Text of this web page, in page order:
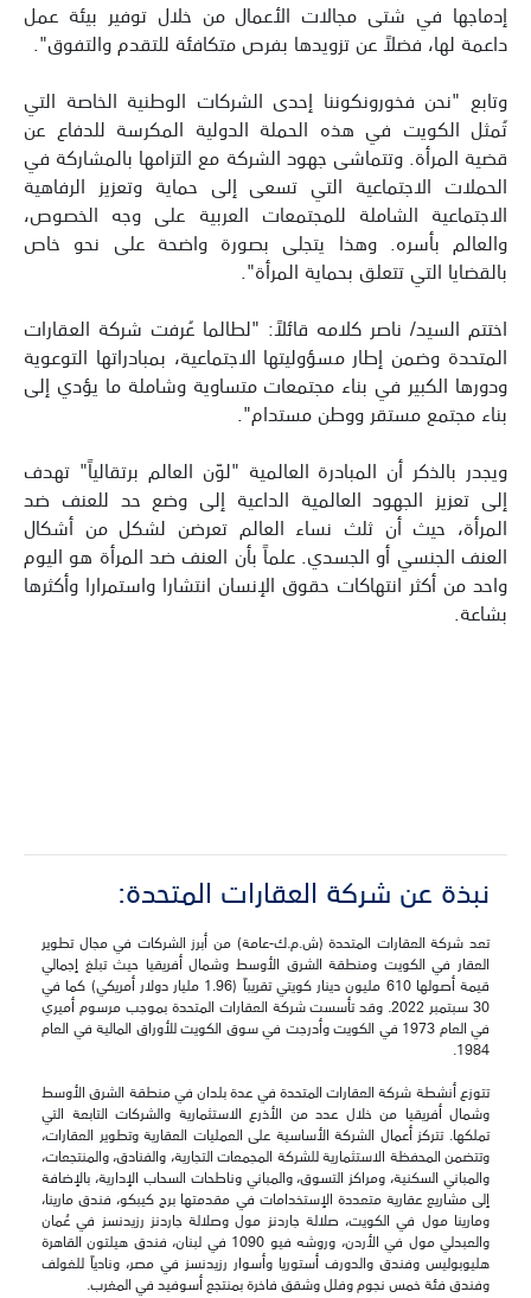
إدماجها في شتى مجالات الأعمال من خلال توفير بيئة عمل
داعمة لها، فضلاً عن تزويدها بفرص متكافئة للتقدم والتفوق".
وتابع "نحن فخورونكوننا إحدى الشركات الوطنية الخاصة التي
تُمثل الكويت في هذه الحملة الدولية المكرسة للدفاع عن
قضية المرأة. وتتماشى جهود الشركة مع التزامها بالمشاركة في
الحملات الاجتماعية التي تسعى إلى حماية وتعزيز الرفاهية
الاجتماعية الشاملة للمجتمعات العربية على وجه الخصوص،
والعالم بأسره. وهذا يتجلى بصورة واضحة على نحو خاص
بالقضايا التي تتعلق بحماية المرأة".
اختتم السيد/ ناصر كلامه قائلاً: "لطالما عُرفت شركة العقارات
المتحدة وضمن إطار مسؤوليتها الاجتماعية، بمبادراتها التوعوية
ودورها الكبير في بناء مجتمعات متساوية وشاملة ما يؤدي إلى
بناء مجتمع مستقر ووطن مستدام".
ويجدر بالذكر أن المبادرة العالمية "لوّن العالم برتقالياً" تهدف
إلى تعزيز الجهود العالمية الداعية إلى وضع حد للعنف ضد
المرأة، حيث أن ثلث نساء العالم تعرضن لشكل من أشكال
العنف الجنسي أو الجسدي. علماً بأن العنف ضد المرأة هو اليوم
واحد من أكثر انتهاكات حقوق الإنسان انتشارا واستمرارا وأكثرها
بشاعة.
نبذة عن شركة العقارات المتحدة‎:
تعد شركة العقارات المتحدة (ش.م.ك-عامة) من أبرز الشركات في مجال تطوير
العقار في الكويت ومنطقة الشرق الأوسط وشمال أفريقيا حيث تبلغ إجمالي
قيمة أصولها 610 مليون دينار كويتي تقريباً (1.96 مليار دولار أمريكي) كما في
30 سبتمبر 2022. وقد تأسست شركة العقارات المتحدة بموجب مرسوم أميري
في العام 1973 في الكويت وأدرجت في سوق الكويت للأوراق المالية في العام
1984.
تتوزع أنشطة شركة العقارات المتحدة في عدة بلدان في منطقة الشرق الأوسط
وشمال أفريقيا من خلال عدد من الأذرع الاستثمارية والشركات التابعة التي
تملكها. تتركز أعمال الشركة الأساسية على العمليات العقارية وتطوير العقارات،
وتتضمن المحفظة الاستثمارية للشركة المجمعات التجارية، والفنادق، والمنتجعات،
والمباني السكنية، ومراكز التسوق، والمباني وناطحات السحاب الإدارية، بالإضافة
إلى مشاريع عقارية متعددة الإستخدامات في مقدمتها برج كيبكو، فندق مارينا،
ومارينا مول في الكويت، صلالة جاردنز مول وصلالة جاردنز رزيدنسز في عُمان
والعبدلي مول في الأردن، وروشه فيو 1090 في لبنان، فندق هيلتون القاهرة
هليوبوليس وفندق والدورف أستوريا وأسوار رزيدنسز في مصر، ونادياً للغولف
وفندق فئة خمس نجوم وفلل وشقق فاخرة بمنتجع أسوفيد في المغرب.